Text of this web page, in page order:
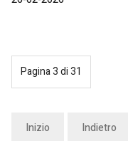
Pagina 3 di 31
Inizio Indietro